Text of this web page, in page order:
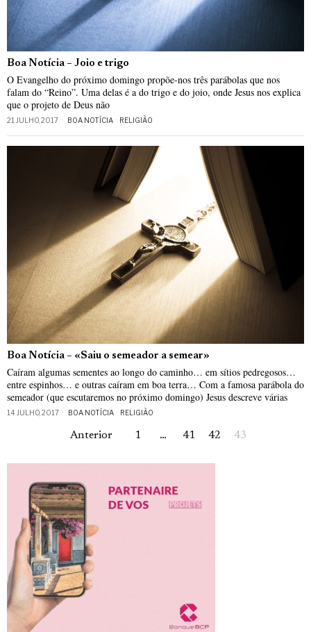
Boa Notícia – Joio e trigo
O Evangelho do próximo domingo propõe-nos três parábolas que nos
falam do “Reino”. Uma delas é a do trigo e do joio, onde Jesus nos explica
que o projeto de Deus não
21 JULHO, 2017 BOA NOTÍCIA · RELIGIÃO
Boa Notícia – «Saiu o semeador a semear»
Caíram algumas sementes ao longo do caminho… em sítios pedregosos…
entre espinhos… e outras caíram em boa terra… Com a famosa parábola do
semeador (que escutaremos no próximo domingo) Jesus descreve várias
14 JULHO, 2017 BOA NOTÍCIA · RELIGIÃO
Anterior 1 … 41 42 43